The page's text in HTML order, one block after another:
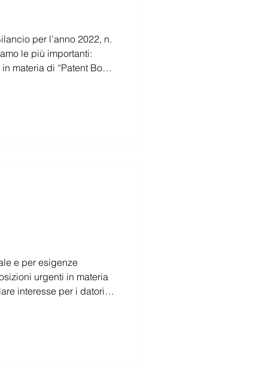
n.
le più importanti:
materia di “Patent Box”;
urgenti in materia